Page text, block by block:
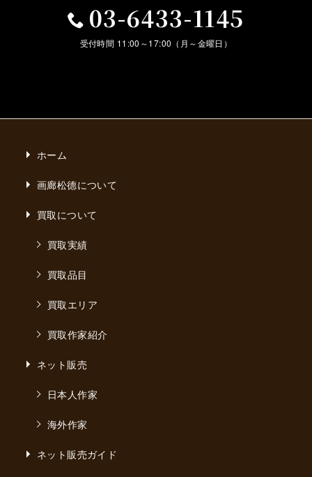
03-6433-1145
受付時間 11:00～17:00（月～金曜日）
ホーム
画廊松德について
買取について
買取実績
買取品目
買取エリア
買取作家紹介
ネット販売
日本人作家
海外作家
ネット販売ガイド